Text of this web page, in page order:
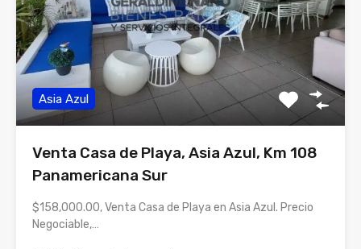
Asia Azul
Venta Casa de Playa, Asia Azul, Km 108
Panamericana Sur
$158,000.00, Venta Casa de Playa en Asia Azul. Precio
Negociable,…